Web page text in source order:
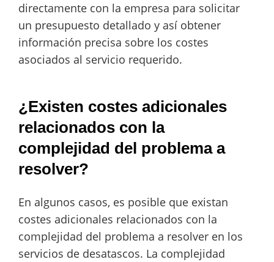
directamente con la empresa para solicitar
un presupuesto detallado y así obtener
información precisa sobre los costes
asociados al servicio requerido.
¿Existen costes adicionales
relacionados con la
complejidad del problema a
resolver?
En algunos casos, es posible que existan
costes adicionales relacionados con la
complejidad del problema a resolver en los
servicios de desatascos. La complejidad